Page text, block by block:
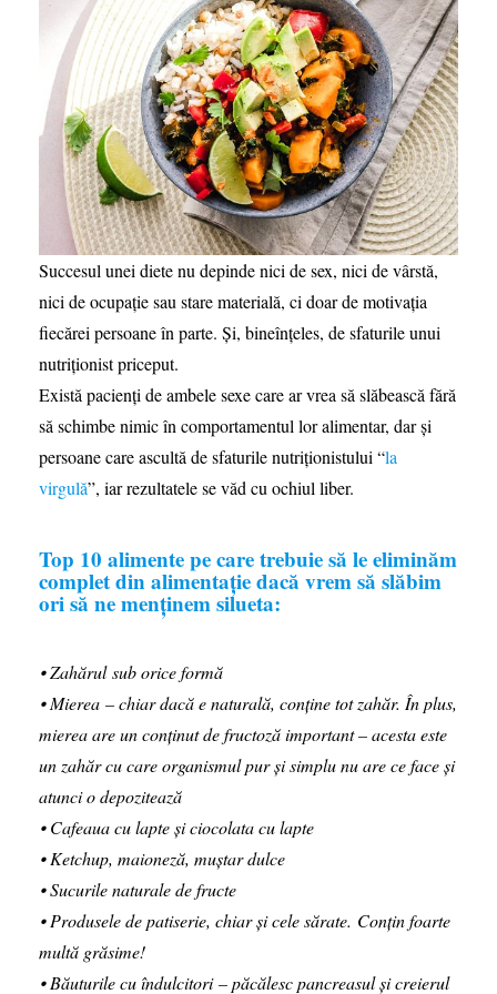
Succesul unei diete nu depinde nici de sex, nici de vârstă,
nici de ocupație sau stare materială, ci doar de motivația
fiecărei persoane în parte. Și, bineînțeles, de sfaturile unui
nutriționist priceput.
Există pacienți de ambele sexe care ar vrea să slăbească fără
să schimbe nimic în comportamentul lor alimentar, dar și
persoane care ascultă de sfaturile nutriționistului “la
virgulă”, iar rezultatele se văd cu ochiul liber.
Top 10 alimente pe care trebuie să le eliminăm
complet din alimentație dacă vrem să slăbim
ori să ne menținem silueta:
⦁ Zahărul sub orice formă
⦁ Mierea – chiar dacă e naturală, conține tot zahăr. În plus,
mierea are un conținut de fructoză important – acesta este
un zahăr cu care organismul pur și simplu nu are ce face și
atunci o depozitează
⦁ Cafeaua cu lapte și ciocolata cu lapte
⦁ Ketchup, maioneză, muștar dulce
⦁ Sucurile naturale de fructe
⦁ Produsele de patiserie, chiar și cele sărate. Conțin foarte
multă grăsime!
⦁ Băuturile cu îndulcitori – păcălesc pancreasul și creierul